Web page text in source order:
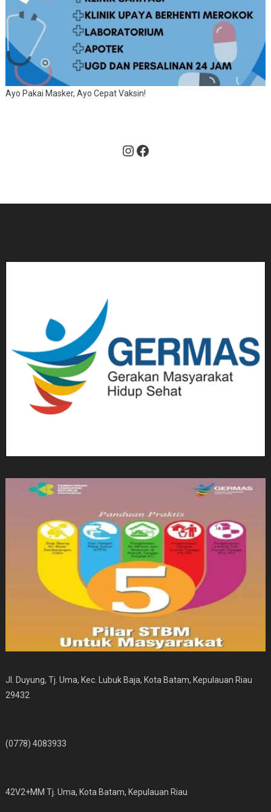
Ayo Pakai Masker, Ayo Cepat Vaksin!
Instagram
Facebook
Jl. Duyung, Tj. Uma, Kec. Lubuk Baja, Kota Batam, Kepulauan Riau
29432
(0778) 4083933
42V2+MM Tj. Uma, Kota Batam, Kepulauan Riau